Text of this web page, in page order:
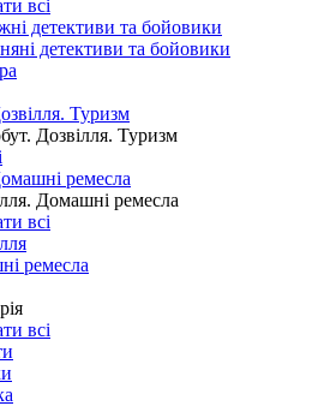
всі
детективи та бойовики
детективи та бойовики
Туризм
Дозвілля. Туризм
ремесла
Домашні ремесла
всі
ремесла
всі